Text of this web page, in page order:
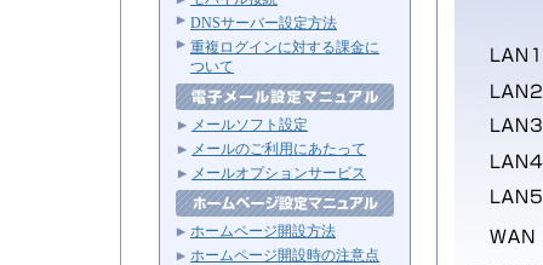
DNSサーバー設定方法
重複ログインに対する課金に
ついて
メールソフト設定
メールのご利用にあたって
メールオプションサービス
ホームページ開設方法
ホームページ開設時の注意点